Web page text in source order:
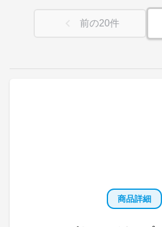
商品詳細
前の20件